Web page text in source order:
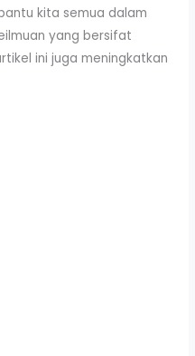
kita semua dalam
yang bersifat
ini juga meningkatkan